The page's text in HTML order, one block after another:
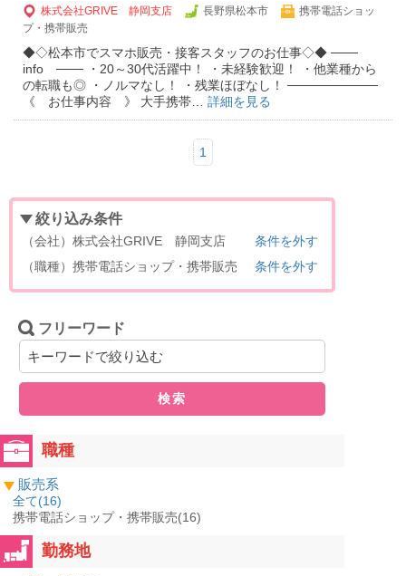
株式会社GRIVE 静岡支店 長野県松本市
携帯電話ショッ
プ・携帯販売
◆◇松本市でスマホ販売・接客スタッフのお仕事◇◆ ───
info ─── ・20～30代活躍中！ ・未経験歓迎！ ・他業種から
の転職も◎ ・ノルマなし！ ・残業ほぼなし！ ──────────
《 お仕事内容 》 大手携帯… 詳細を見る
1
絞り込み条件
（会社）株式会社GRIVE 静岡支店
条件を外す
（職種）携帯電話ショップ・携帯販売
条件を外す
フリーワード
検索
職種
販売系
全て(16)
携帯電話ショップ・携帯販売(16)
勤務地